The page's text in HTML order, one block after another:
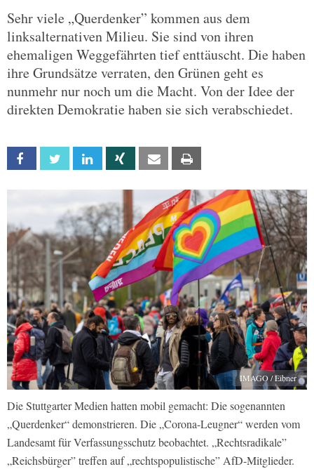
Sehr viele „Querdenker” kommen aus dem
linksalternativen Milieu. Sie sind von ihren
ehemaligen Weggefährten tief enttäuscht. Die haben
ihre Grundsätze verraten, den Grünen geht es
nunmehr nur noch um die Macht. Von der Idee der
direkten Demokratie haben sie sich verabschiedet.
Facebook Twitter Linkedin Xing Email
IMAGO / Eibner
Die Stuttgarter Medien hatten mobil gemacht: Die sogenannten
„Querdenker“ demonstrieren. Die „Corona-Leugner“ werden vom
Landesamt für Verfassungsschutz beobachtet. „Rechtsradikale”
„Reichsbürger” treffen auf „rechtspopulistische” AfD-Mitglieder.